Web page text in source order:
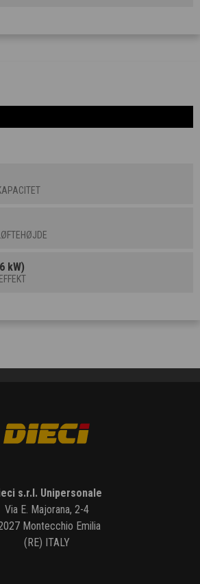
kW)
s.r.l. Unipersonale
Via E. Majorana, 2-4
Montecchio Emilia
(RE) ITALY